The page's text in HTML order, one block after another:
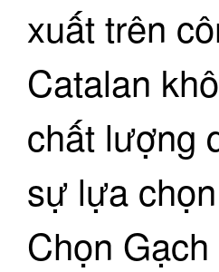
xuất trên
Catalan
chất lượng
sự lựa
Chọn